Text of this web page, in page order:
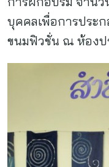
บุคคลเพื่อการประ
ขนมฟิวชั่น ณ ห้องป